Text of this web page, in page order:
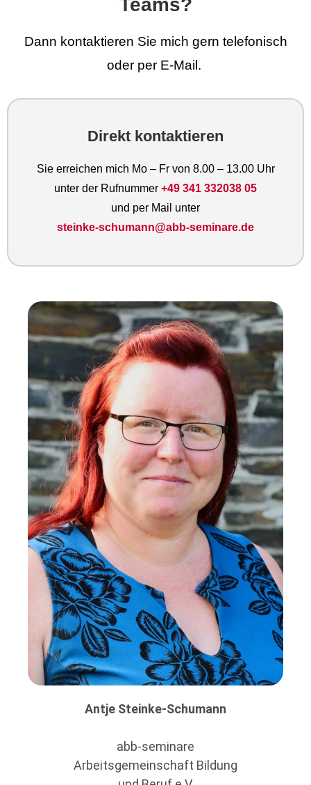
Antje Steinke-Schumann
abb-seminare
Arbeitsgemeinschaft Bildung
Teams?
Dann kontaktieren Sie mich gern telefonisch
oder per E-Mail.
Direkt kontaktieren
Sie erreichen mich Mo – Fr von 8.00 – 13.00 Uhr
unter der Rufnummer +49 341 332038 05
und per Mail unter
steinke-schumann@abb-seminare.de